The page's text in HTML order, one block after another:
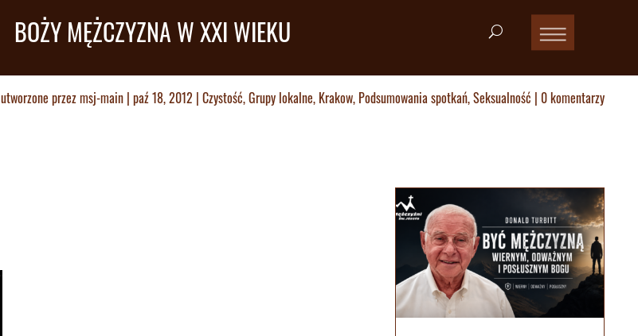
BOŻY MĘŻCZYZNA W XXI WIEKU
utworzone przezmsj-main | paź 18, 2012 | Czystość,Grupy lokalne, Krakow, Podsumowania spotkań,Seksualność | 0 komentarzy